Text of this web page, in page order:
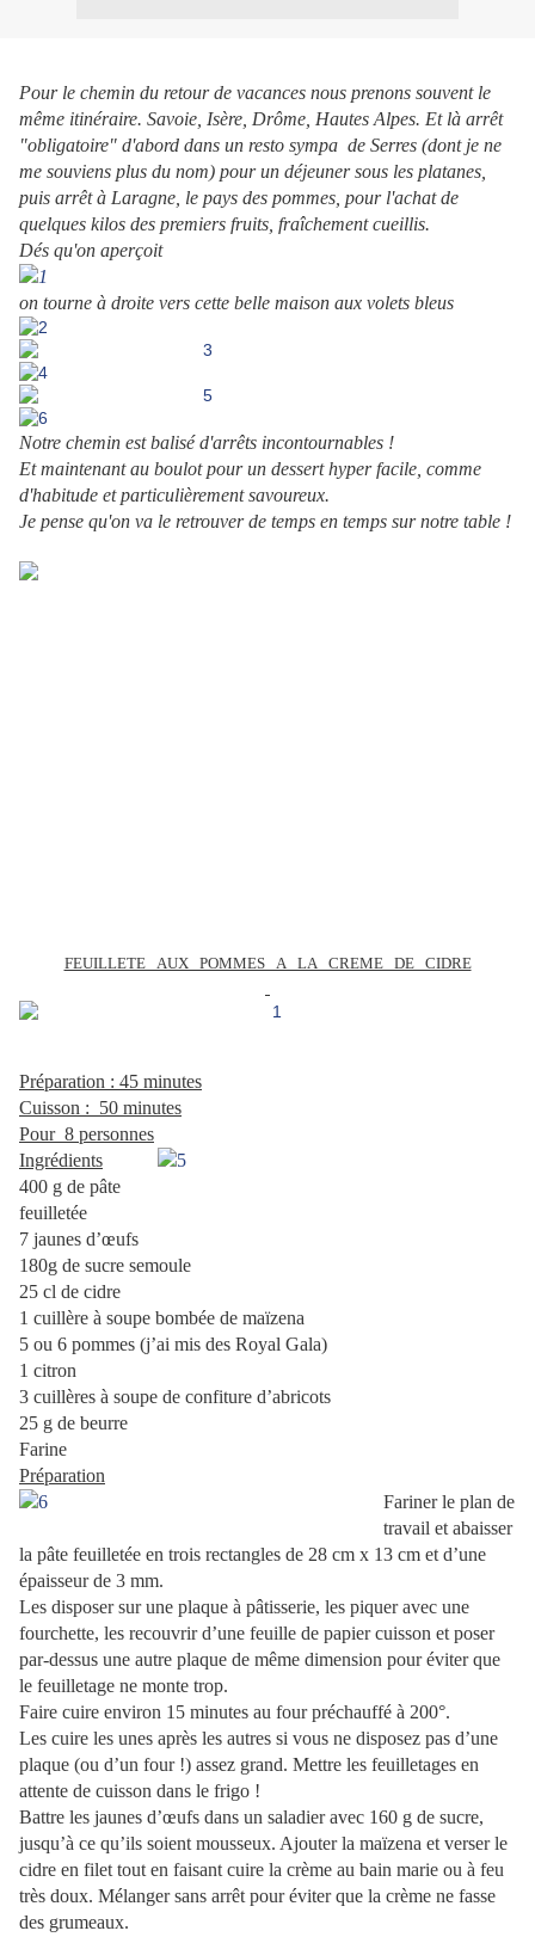
Pour le chemin du retour de vacances nous prenons souvent le
même itinéraire. Savoie, Isère, Drôme, Hautes Alpes. Et là arrêt
"obligatoire" d'abord dans un resto sympa de Serres (dont je ne
me souviens plus du nom) pour un déjeuner sous les platanes,
puis arrêt à Laragne, le pays des pommes, pour l'achat de
quelques kilos des premiers fruits, fraîchement cueillis.
Dés qu'on aperçoit
on tourne à droite vers cette belle maison aux volets bleus
Notre chemin est balisé d'arrêts incontournables !
Et maintenant au boulot pourun dessert hyper facile, comme
d'habitude et particulièrement savoureux.
Je pense qu'on va le retrouver de temps en temps sur notre table !
FEUILLETE AUX POMMES A LA CREME DE CIDRE
Préparation : 45 minutes
Cuisson : 50 minutes
Pour 8 personnes
Ingrédients
400 g de pâte
feuilletée
7 jaunes d’œufs
180g de sucre semoule
25 cl de cidre
1 cuillère à soupe bombée de maïzena
5 ou 6 pommes (j’ai mis des Royal Gala)
1 citron
3 cuillères à soupe de confiture d’abricots
25 g de beurre
Farine
Préparation
Fariner le plan de
travail et abaisser
la pâte feuilletée en trois rectangles de 28 cm x 13 cm et d’une
épaisseur de 3 mm.
Les disposer sur une plaque à pâtisserie, les piquer avec une
fourchette, les recouvrir d’une feuille de papier cuisson et poser
par-dessus une autre plaque de même dimension pour éviter que
le feuilletage ne monte trop.
Faire cuire environ 15 minutes au four préchauffé à 200°.
Les cuire les unes après les autres si vous ne disposez pas d’une
plaque (ou d’un four !) assez grand. Mettre les feuilletages en
attente de cuisson dans le frigo !
Battre les jaunes d’œufs dans un saladier avec 160 g de sucre,
jusqu’à ce qu’ils soient mousseux. Ajouter la maïzena et verser le
cidre en filet tout en faisant cuire la crème au bain marie ou à feu
très doux. Mélanger sans arrêt pour éviter que la crème ne fasse
des grumeaux.